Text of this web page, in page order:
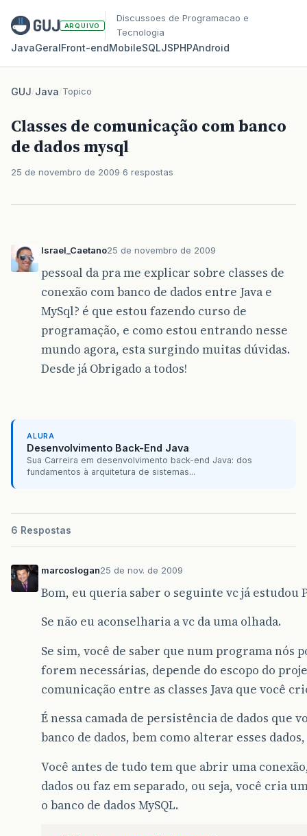
ARQUIVO
Discussoes de Programacao e
Tecnologia
JavaGeralFront‑endMobileSQLJSPHPAndroid
GUJ/Java/Topico
Classes de comunicação com banco
de dados mysql
25 de novembro de 2009 6 respostas
Israel_Caetano25 de novembro de 2009
pessoal da pra me explicar sobre classes de
conexão com banco de dados entre Java e
MySql? é que estou fazendo curso de
programação, e como estou entrando nesse
mundo agora, esta surgindo muitas dúvidas.
Desde já Obrigado a todos!
ALURA
Desenvolvimento Back-End Java
Sua Carreira em desenvolvimento back-end Java: dos
fundamentos à arquitetura de sistemas...
6 Respostas
marcoslogan25 de nov. de 2009
Bom, eu queria saber o seguinte vc já estudou
Se não eu aconselharia a vc da uma olhada.
Se sim, você de saber que num programa nós
forem necessárias, depende do escopo do
comunicação entre as classes Java que você
É nessa camada de persistência de dados que
banco de dados, bem como alterar esses
Você antes de tudo tem que abrir uma
dados ou faz em separado, ou seja, você cria
o banco de dados MySQL.